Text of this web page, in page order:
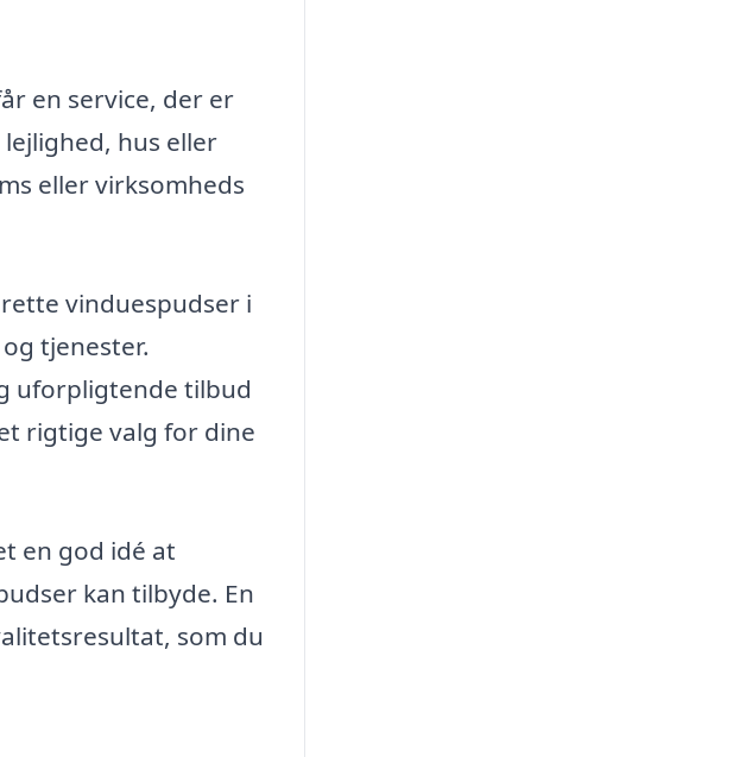
en service, der er
hus eller
eller virksomheds
vinduespudser i
tjenester.
uforpligtende tilbud
rigtige valg for dine
en god idé at
kan tilbyde. En
som du